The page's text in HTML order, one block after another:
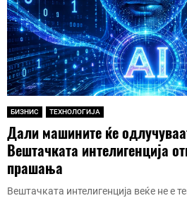
БИЗНИС ТЕХНОЛОГИЈА
Дали машините ќе
Вештачката интелигенција
прашања
Вештачката интелигенција веќе не е